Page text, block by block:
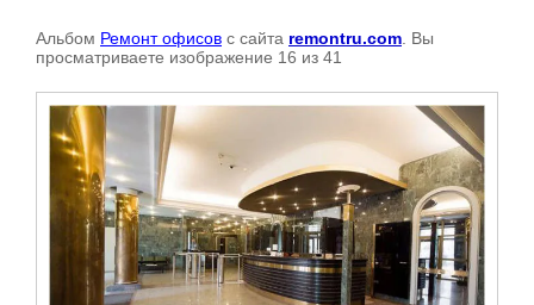
Альбом Ремонт офисов с сайта remontru.com . Вы
просматриваете изображение 16 из 41